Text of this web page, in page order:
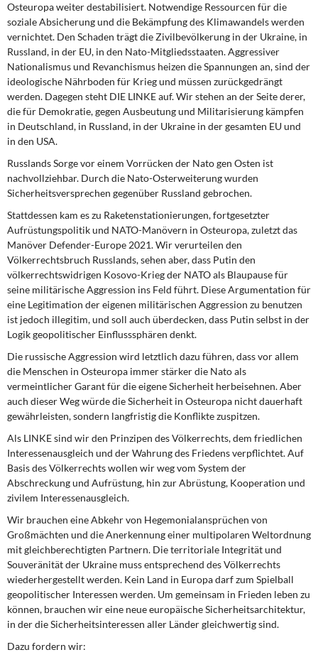
Kontakt
Osteuropa weiter destabilisiert. Notwendige Ressourcen für die
soziale Absicherung und die Bekämpfung des Klimawandels werden
vernichtet. Den Schaden trägt die Zivilbevölkerung in der Ukraine, in
Russland, in der EU, in den Nato-Mitgliedsstaaten. Aggressiver
Nationalismus und Revanchismus heizen die Spannungen an, sind der
ideologische Nährboden für Krieg und müssen zurückgedrängt
werden. Dagegen steht DIE LINKE auf. Wir stehen an der Seite derer,
die für Demokratie, gegen Ausbeutung und Militarisierung kämpfen
in Deutschland, in Russland, in der Ukraine in der gesamten EU und
in den USA.
Russlands Sorge vor einem Vorrücken der Nato gen Osten ist
nachvollziehbar. Durch die Nato-Osterweiterung wurden
Sicherheitsversprechen gegenüber Russland gebrochen.
Stattdessen kam es zu Raketenstationierungen, fortgesetzter
Aufrüstungspolitik und NATO-Manövern in Osteuropa, zuletzt das
Manöver Defender-Europe 2021. Wir verurteilen den
Völkerrechtsbruch Russlands, sehen aber, dass Putin den
völkerrechtswidrigen Kosovo-Krieg der NATO als Blaupause für
seine militärische Aggression ins Feld führt. Diese Argumentation für
eine Legitimation der eigenen militärischen Aggression zu benutzen
ist jedoch illegitim, und soll auch überdecken, dass Putin selbst in der
Logik geopolitischer Einflusssphären denkt.
Die russische Aggression wird letztlich dazu führen, dass vor allem
die Menschen in Osteuropa immer stärker die Nato als
vermeintlicher Garant für die eigene Sicherheit herbeisehnen. Aber
auch dieser Weg würde die Sicherheit in Osteuropa nicht dauerhaft
gewährleisten, sondern langfristig die Konflikte zuspitzen.
Als LINKE sind wir den Prinzipen des Völkerrechts, dem friedlichen
Interessenausgleich und der Wahrung des Friedens verpflichtet. Auf
Basis des Völkerrechts wollen wir weg vom System der
Abschreckung und Aufrüstung, hin zur Abrüstung, Kooperation und
zivilem Interessenausgleich.
Wir brauchen eine Abkehr von Hegemonialansprüchen von
Großmächten und die Anerkennung einer multipolaren Weltordnung
mit gleichberechtigten Partnern. Die territoriale Integrität und
Souveränität der Ukraine muss entsprechend des Völkerrechts
wiederhergestellt werden. Kein Land in Europa darf zum Spielball
geopolitischer Interessen werden. Um gemeinsam in Frieden leben zu
können, brauchen wir eine neue europäische Sicherheitsarchitektur,
in der die Sicherheitsinteressen aller Länder gleichwertig sind.
Dazu fordern wir: